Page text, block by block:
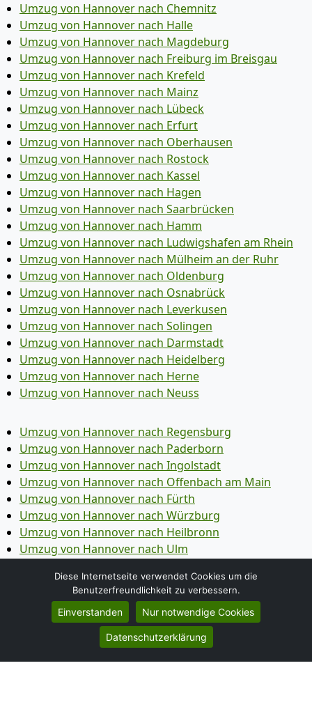
Umzug von Hannover nach Chemnitz
Umzug von Hannover nach Halle
Umzug von Hannover nach Magdeburg
Umzug von Hannover nach Freiburg im Breisgau
Umzug von Hannover nach Krefeld
Umzug von Hannover nach Mainz
Umzug von Hannover nach Lübeck
Umzug von Hannover nach Erfurt
Umzug von Hannover nach Oberhausen
Umzug von Hannover nach Rostock
Umzug von Hannover nach Kassel
Umzug von Hannover nach Hagen
Umzug von Hannover nach Saarbrücken
Umzug von Hannover nach Hamm
Umzug von Hannover nach Ludwigshafen am Rhein
Umzug von Hannover nach Mülheim an der Ruhr
Umzug von Hannover nach Oldenburg
Umzug von Hannover nach Osnabrück
Umzug von Hannover nach Leverkusen
Umzug von Hannover nach Solingen
Umzug von Hannover nach Darmstadt
Umzug von Hannover nach Heidelberg
Umzug von Hannover nach Herne
Umzug von Hannover nach Neuss
Umzug von Hannover nach Regensburg
Umzug von Hannover nach Paderborn
Umzug von Hannover nach Ingolstadt
Umzug von Hannover nach Offenbach am Main
Umzug von Hannover nach Fürth
Umzug von Hannover nach Würzburg
Umzug von Hannover nach Heilbronn
Umzug von Hannover nach Ulm
Umzug von Hannover nach Wolfsburg
Umzug von Hannover nach Bottrop
Umzug von Hannover nach Göttingen
Umzug von Hannover nach Reutlingen
Umzug von Hannover nach Bremer­haven
Umzug von Hannover nach Koblenz
Diese Internetseite verwendet Cookies um die
Benutzerfreundlichkeit zu verbessern.
Einverstanden Nur notwendige Cookies
Datenschutzerklärung